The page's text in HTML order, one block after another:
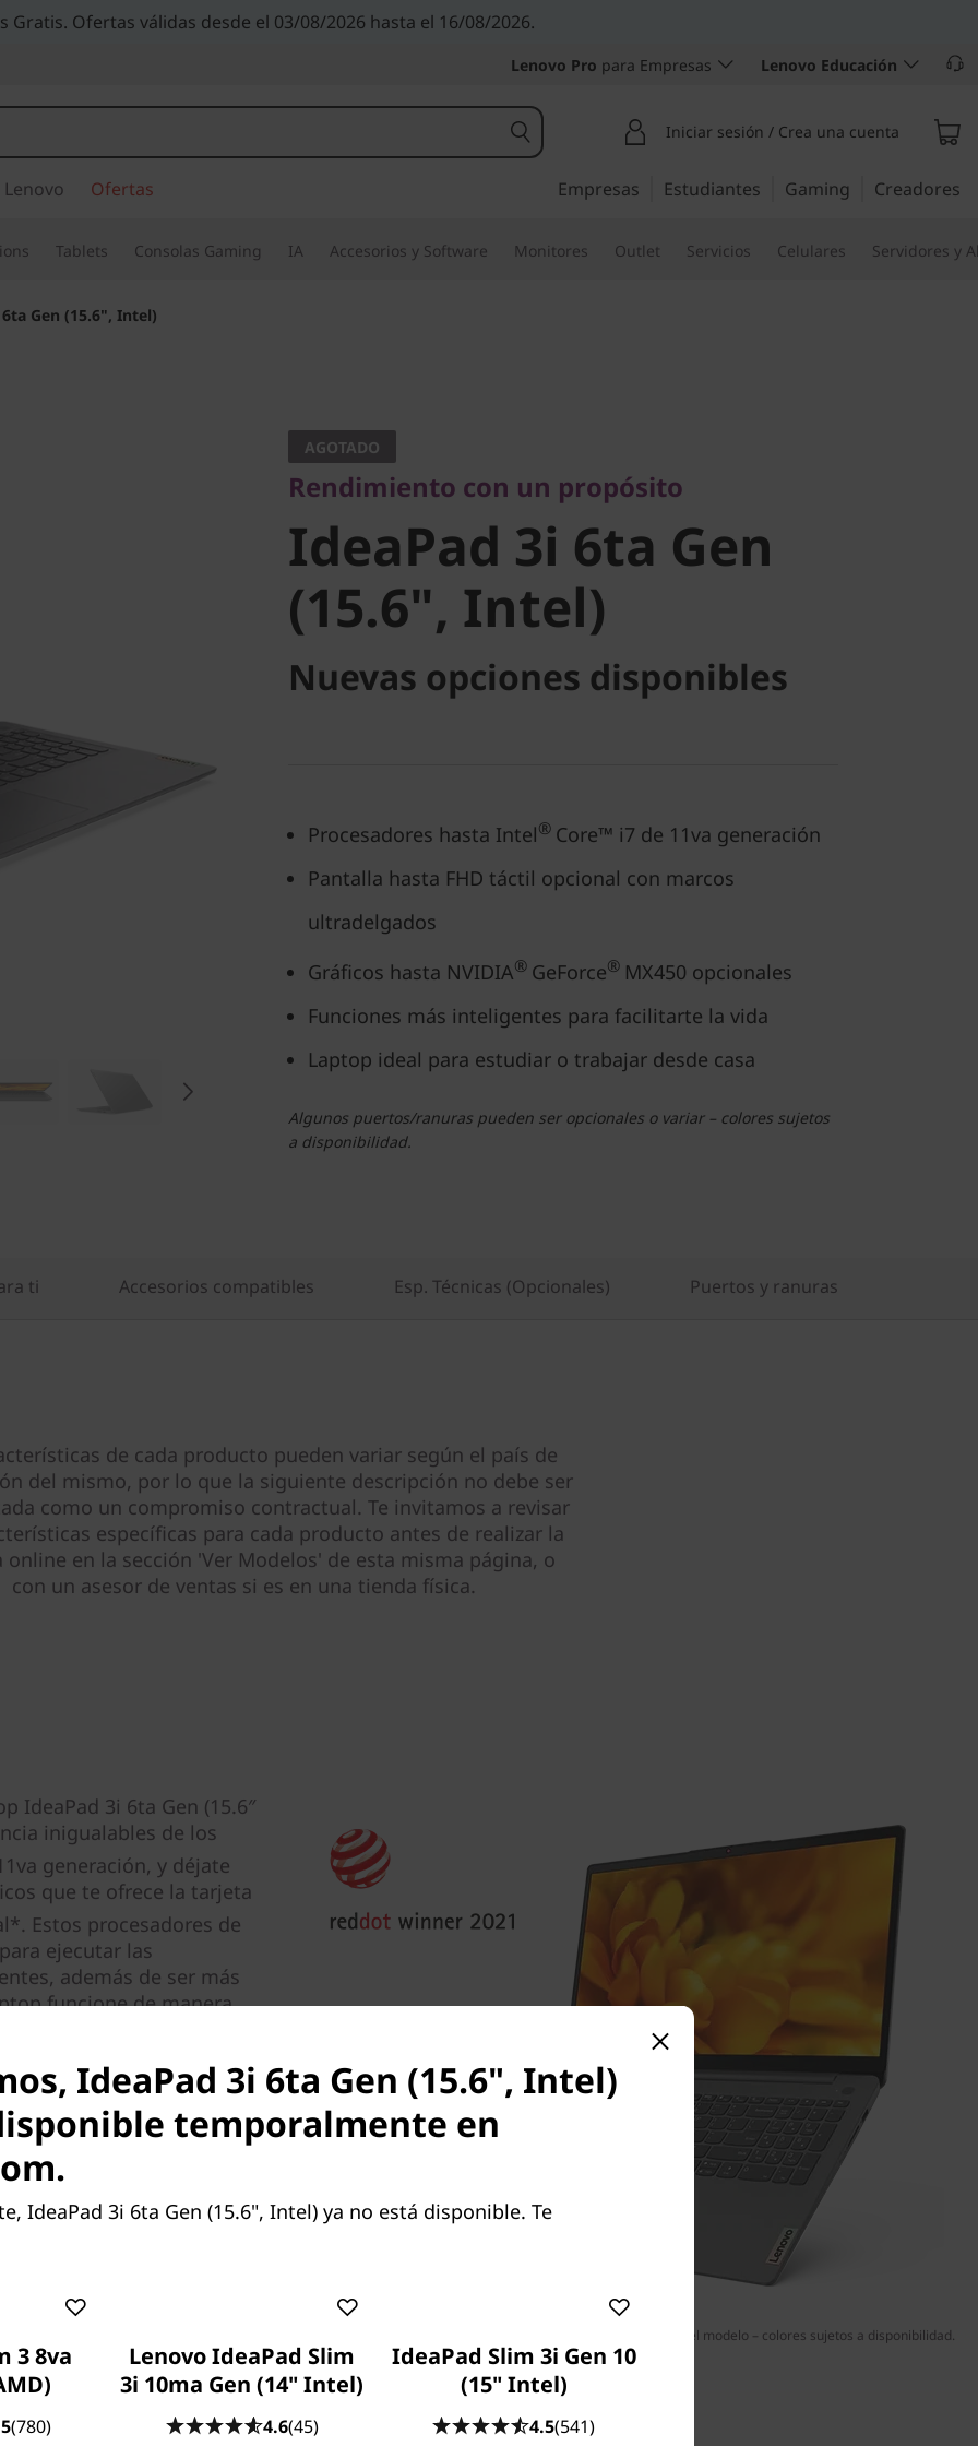
Gratis. Ofertas válidas desde el 03/08/2026 hasta el 16/08/2026.
Lenovo Pro para Empresas Lenovo Educación
Iniciar sesión / Crea una cuenta
Ofertas Empresas Estudiantes Gaming Creadores
Tablets Consolas Gaming IA Accesorios y Software Monitores Outlet Servicios Celulares Servidores y
Gen (15.6", Intel)
IdeaPad 3i 6ta Gen
(15.6", Intel)
AGOTADO
Rendimiento con un propósito
IdeaPad 3i 6ta Gen
(15.6", Intel)
Nuevas opciones disponibles
Procesadores hasta Intel® Core™ i7 de 11va generación
Pantalla hasta FHD táctil opcional con marcos
ultradelgados
Gráficos hasta NVIDIA® GeForce® MX450 opcionales
Funciones más inteligentes para facilitarte la vida
Laptop ideal para estudiar o trabajar desde casa
Algunos puertos/ranuras pueden ser opcionales o variar – colores sujetos
a disponibilidad.
ti Accesorios compatibles Esp. Técnicas (Opcionales) Puertos y ranuras
de cada producto pueden variar según el país de
del mismo, por lo que la siguiente descripción no debe ser
como un compromiso contractual. Te invitamos a revisar
específicas para cada producto antes de realizar la
online en la sección 'Ver Modelos' de esta misma página, o
con un asesor de ventas si es en una tienda física.
Algunos puertos/ranuras pueden ser opcionales o variar según el modelo – colores sujetos a disponibilidad.
IdeaPad 3i 6ta Gen (15.6″
inigualables de los
generación, y déjate
que te ofrece la tarjeta
Estos procesadores de
ejecutar las
además de ser más
funcione de manera
y la
pero no están
la configuración de tu
visuales, gracias
de la pantalla FHD de
placer. Este
otorga a la notebook
relaciones de área activa
IdeaPad 3i 6ta Gen (15.6", Intel)
temporalmente en
IdeaPad 3i 6ta Gen (15.6", Intel) ya no está disponible. Te
3 8va
(780)
Lenovo IdeaPad Slim
3i 10ma Gen (14" Intel)
4.6(45)
IdeaPad Slim 3i Gen 10
(15" Intel)
4.5(541)